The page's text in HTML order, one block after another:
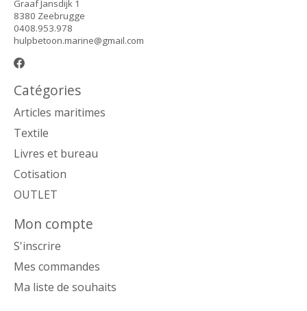
Graaf Jansdijk 1
8380 Zeebrugge
0408.953.978
hulpbetoon.marine@gmail.com
Catégories
Articles maritimes
Textile
Livres et bureau
Cotisation
OUTLET
Mon compte
S'inscrire
Mes commandes
Ma liste de souhaits